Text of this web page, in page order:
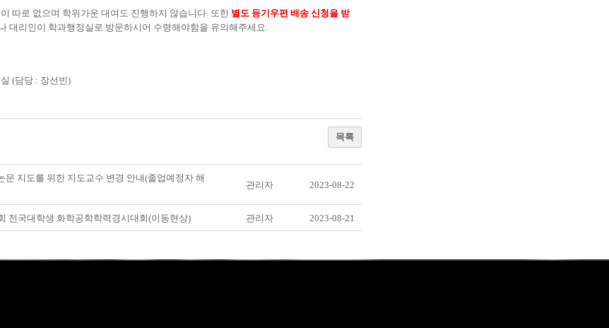
따로 없으며 학위가운 대여도 진행하지 않습니다. 또한 별도 등기우편 배송 신청을 받
대리인이 학과행정실로 방문하시어 수령해야함을 유의해주세요
(담당 : 장선빈)
목록
문 지도를 위한 지도교수 변경 안내(졸업예정자 해
관리자 2023-08-22
전국대학생 화학공학학력경시대회(이동현상) 관리자 2023-08-21